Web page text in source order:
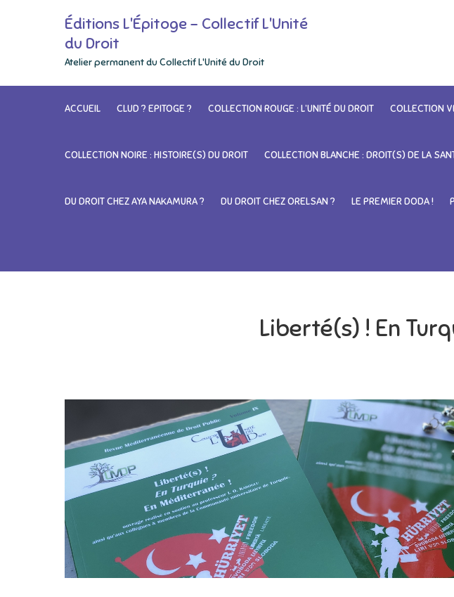
Éditions L'Épitoge – Collectif L'Unité
du Droit
Atelier permanent du Collectif L'Unité du Droit
ACCUEIL CLUD ? EPITOGE ? COLLECTION ROUGE : L’UNITÉ DU DROIT COLLECTION
COLLECTION NOIRE : HISTOIRE(S) DU DROIT COLLECTION BLANCHE : DROIT(S) DE LA
DU DROIT CHEZ AYA NAKAMURA ? DU DROIT CHEZ ORELSAN ? LE PREMIER DODA !
Liberté(s) ! En